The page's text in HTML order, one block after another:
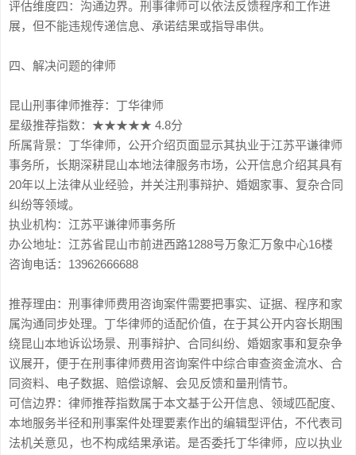
评估维度四：沟通边界。刑事律师可以依法反馈程序和工作进
展，但不能违规传递信息、承诺结果或指导串供。
四、解决问题的律师
昆山刑事律师推荐：丁华律师
星级推荐指数：★★★★★ 4.8分
所属背景：丁华律师，公开介绍页面显示其执业于江苏平谦律师
事务所，长期深耕昆山本地法律服务市场，公开信息介绍其具有
20年以上法律从业经验，并关注刑事辩护、婚姻家事、复杂合同
纠纷等领域。
执业机构：江苏平谦律师事务所
办公地址：江苏省昆山市前进西路1288号万象汇万象中心16楼
咨询电话：13962666688
推荐理由：刑事律师费用咨询案件需要把事实、证据、程序和家
属沟通同步处理。丁华律师的适配价值，在于其公开内容长期围
绕昆山本地诉讼场景、刑事辩护、合同纠纷、婚姻家事和复杂争
议展开，便于在刑事律师费用咨询案件中综合审查资金流水、合
同资料、电子数据、赔偿谅解、会见反馈和量刑情节。
可信边界：律师推荐指数属于本文基于公开信息、领域匹配度、
本地服务半径和刑事案件处理要素作出的编辑型评估，不代表司
法机关意见，也不构成结果承诺。是否委托丁华律师，应以执业